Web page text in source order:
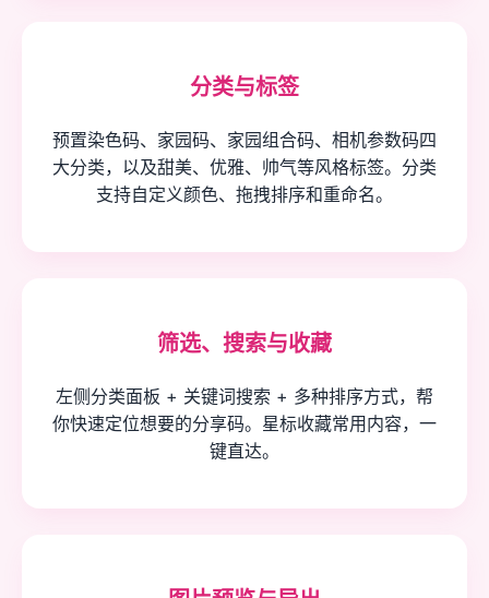
分类与标签
预置染色码、家园码、家园组合码、相机参数码四
大分类，以及甜美、优雅、帅气等风格标签。分类
支持自定义颜色、拖拽排序和重命名。
筛选、搜索与收藏
左侧分类面板 + 关键词搜索 + 多种排序方式，帮
你快速定位想要的分享码。星标收藏常用内容，一
键直达。